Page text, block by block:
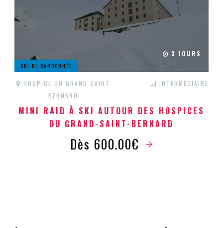
3 JOURS
SKI DE RANDONNÉE
HOSPICE DU GRAND SAINT
BERNARD
INTERMÉDIAIRE
MINI RAID À SKI AUTOUR DES HOSPICES
DU GRAND-SAINT-BERNARD
Dès 600.00€